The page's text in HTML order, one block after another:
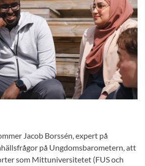
Jacob Borssén, expert på
på Ungdomsbarometern, att
som Mittuniversitetet (FUS och